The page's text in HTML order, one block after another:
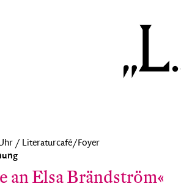
/ Literaturcafé/Foyer
an Elsa Brändström«